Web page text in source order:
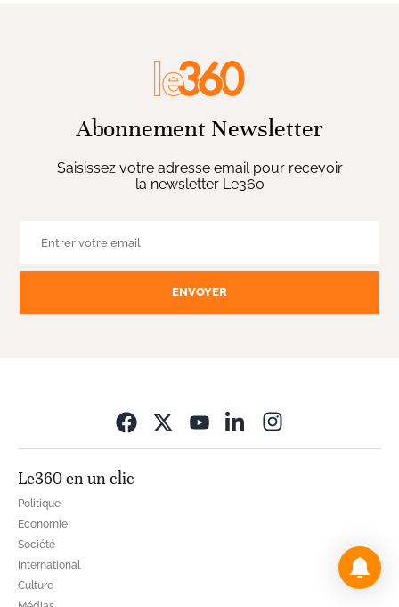
Abonnement Newsletter
Saisissez votre adresse email pour recevoir
la newsletter Le360
ENVOYER
Le360 en un clic
Politique
Economie
Société
International
Culture